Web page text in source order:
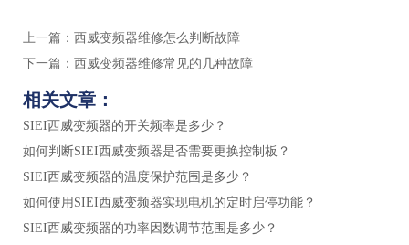
上一篇： 西威变频器维修怎么判断故障
下一篇： 西威变频器维修常见的几种故障
相关文章：
SIEI西威变频器的开关频率是多少？
如何判断SIEI西威变频器是否需要更换控制板？
SIEI西威变频器的温度保护范围是多少？
如何使用SIEI西威变频器实现电机的定时启停功能？
SIEI西威变频器的功率因数调节范围是多少？